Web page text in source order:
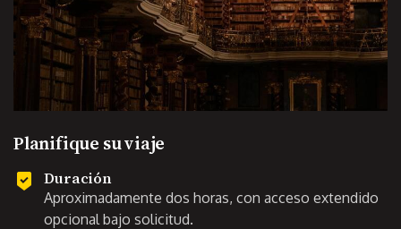
Planifique su viaje
Duración
Aproximadamente dos horas, con acceso extendido
opcional bajo solicitud.